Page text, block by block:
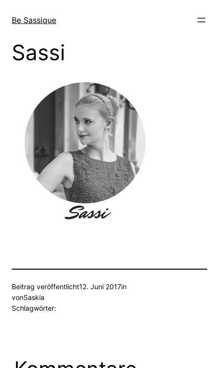
zum
wechseln
Be Sassique
Sassi
Beitrag veröffentlicht12. Juni 2017in
vonSaskia
Schlagwörter: